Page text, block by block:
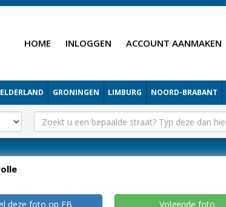
HOME INLOGGEN ACCOUNT AANMAKEN
GRONINGEN LIMBURG NOORD-BRABANT
deze foto op FB Volgende foto